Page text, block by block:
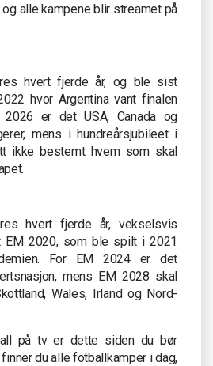
alle kampene blir streamet på
hvert fjerde år, og ble sist
hvor Argentina vant finalen
2026 er det USA, Canada og
mens i hundreårsjubileet i
ikke bestemt hvem som skal
hvert fjerde år, vekselsvis
EM 2020, som ble spilt i 2021
For EM 2024 er det
mens EM 2028 skal
Wales, Irland og Nord-
på tv er dette siden du bør
du alle fotballkamper i dag,